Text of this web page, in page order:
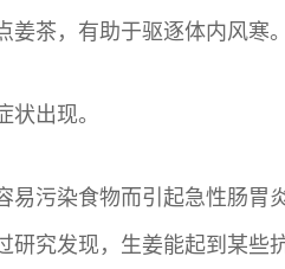
姜茶，有助于驱逐体内风寒。
出现。
易污染食物而引起急性肠
研究发现，生姜能起到某